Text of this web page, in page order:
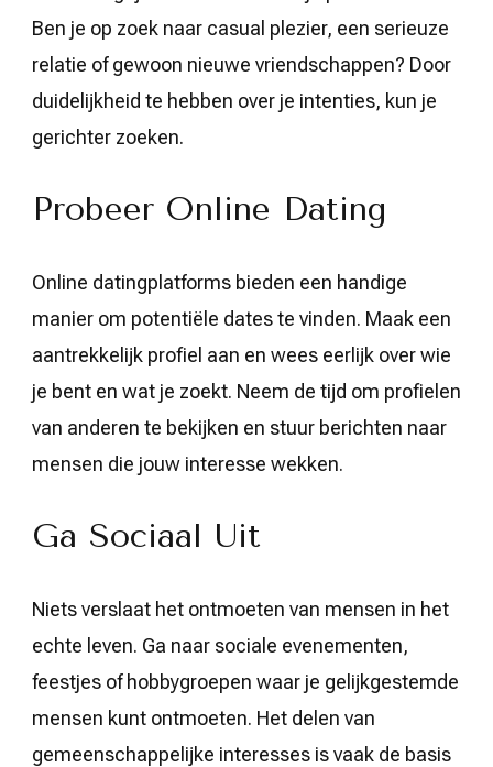
Ben je op zoek naar casual plezier, een serieuze
relatie of gewoon nieuwe vriendschappen? Door
duidelijkheid te hebben over je intenties, kun je
gerichter zoeken.
Probeer Online Dating
Online datingplatforms bieden een handige
manier om potentiële dates te vinden. Maak een
aantrekkelijk profiel aan en wees eerlijk over wie
je bent en wat je zoekt. Neem de tijd om profielen
van anderen te bekijken en stuur berichten naar
mensen die jouw interesse wekken.
Ga Sociaal Uit
Niets verslaat het ontmoeten van mensen in het
echte leven. Ga naar sociale evenementen,
feestjes of hobbygroepen waar je gelijkgestemde
mensen kunt ontmoeten. Het delen van
gemeenschappelijke interesses is vaak de basis